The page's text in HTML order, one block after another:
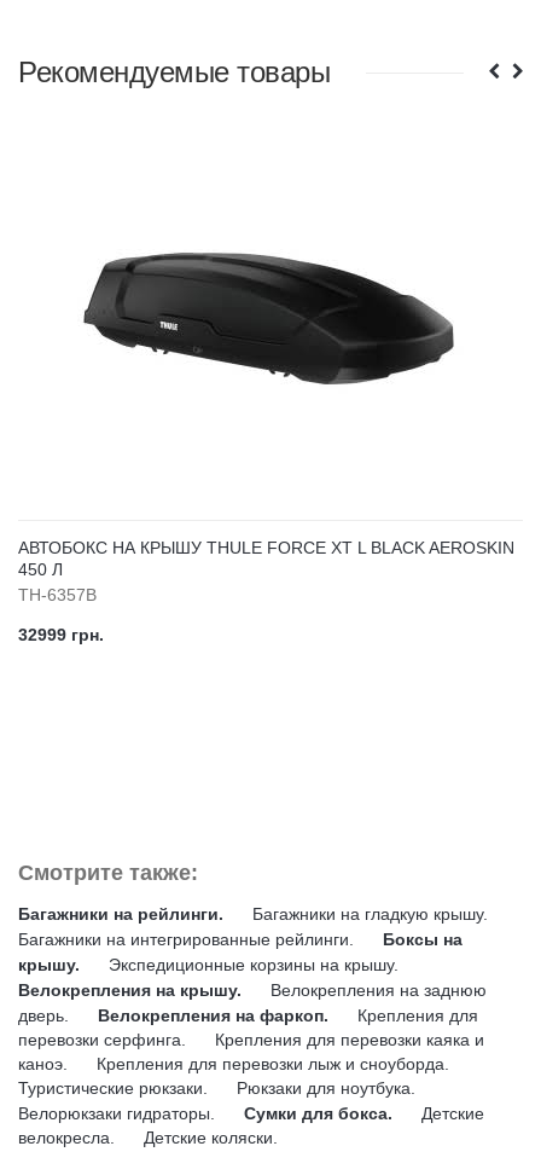
Рекомендуемые товары
АВТОБОКС НА КРЫШУ THULE FORCE XT L BLACK AEROSKIN
450 Л
TH-6357B
32999 грн.
Смотрите также:
Багажники на рейлинги.
Багажники на гладкую крышу.
Багажники на интегрированные рейлинги.
Боксы на
крышу.
Экспедиционные корзины на крышу.
Велокрепления на крышу.
Велокрепления на заднюю
дверь.
Велокрепления на фаркоп.
Крепления для
перевозки серфинга.
Крепления для перевозки каяка и
каноэ.
Крепления для перевозки лыж и сноуборда.
Туристические рюкзаки.
Рюкзаки для ноутбука.
Велорюкзаки гидраторы.
Сумки для бокса.
Детские
велокресла.
Детские коляски.